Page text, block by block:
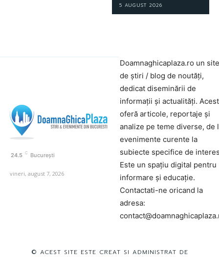
5 AUGUST 2026
24.5 C București
vineri, august 7, 2026
Doamnaghicaplaza.ro un site
de știri / blog de noutăți,
dedicat diseminării de
informații și actualități.
oferă articole, reportaje și
analize pe teme diverse, de
evenimente curente la
subiecte specifice de
Este un spațiu digital pentru
informare și educație.
Contactati-ne oricand la
adresa:
© ACEST SITE ESTE CREAT SI ADMINISTRAT DE